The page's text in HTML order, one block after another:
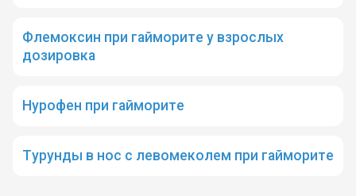
Флемоксин при гайморите у взрослых
дозировка
Нурофен при гайморите
Турунды в нос с левомеколем при гайморите